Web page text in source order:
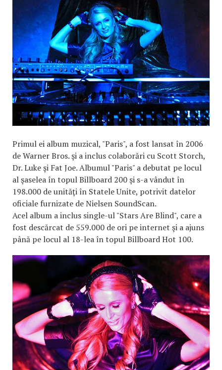
Primul ei album muzical, "Paris", a fost lansat în 2006
de Warner Bros. şi a inclus colaborări cu Scott Storch,
Dr. Luke şi Fat Joe. Albumul "Paris" a debutat pe locul
al şaselea în topul Billboard 200 şi s-a vândut în
198.000 de unităţi în Statele Unite, potrivit datelor
oficiale furnizate de Nielsen SoundScan.
Acel album a inclus single-ul "Stars Are Blind", care a
fost descărcat de 559.000 de ori pe internet şi a ajuns
până pe locul al 18-lea în topul Billboard Hot 100.